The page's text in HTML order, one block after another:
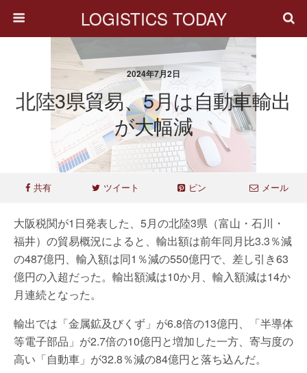
LOGISTICS TODAY
2024年7月2日
北陸3県貿易、5月は自動車輸出
が大幅減
共有 ツイート ピン メール
大阪税関が1日発表した、5月の北陸3県（富山・石川・
福井）の貿易概況によると、輸出額は前年同月比3.3％減
の487億円、輸入額は同1％減の550億円で、差し引き63
億円の入超だった。輸出額減は10か月、輸入額減は14か
月連続となった。
輸出では「金属鉱及びくず」が6.8倍の13億円、「半導体
等電子部品」が2.7倍の10億円と増加した一方、寄与度の
高い「自動車」が32.8％減の84億円と落ち込んだ。